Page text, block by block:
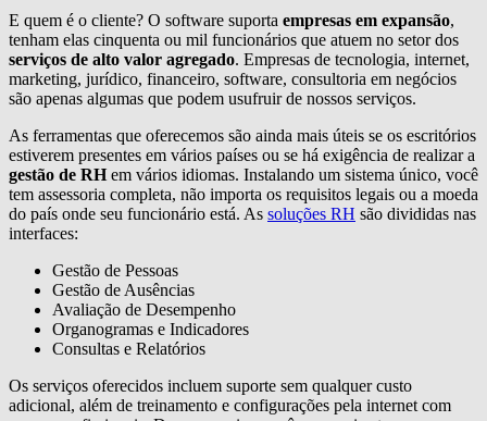
E quem é o cliente? O software suporta empresas em expansão,
tenham elas cinquenta ou mil funcionários que atuem no setor dos
serviços de alto valor agregado. Empresas de tecnologia, internet,
marketing, jurídico, financeiro, software, consultoria em negócios
são apenas algumas que podem usufruir de nossos serviços.
As ferramentas que oferecemos são ainda mais úteis se os escritórios
estiverem presentes em vários países ou se há exigência de realizar a
gestão de RHem vários idiomas. Instalando um sistema único, você
tem assessoria completa, não importa os requisitos legais ou a moeda
do país onde seu funcionário está. As soluções RH são divididas nas
interfaces:
Gestão de Pessoas
Gestão de Ausências
Avaliação de Desempenho
Organogramas e Indicadores
Consultas e Relatórios
Os serviços oferecidos incluem suporte sem qualquer custo
adicional, além de treinamento e configurações pela internet com